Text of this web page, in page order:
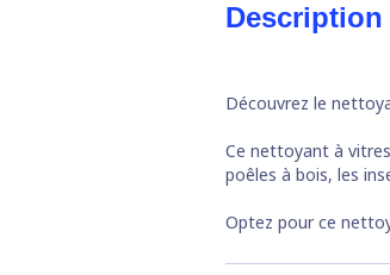
Description
Découvrez le
Ce nettoyant à vitres
poêles à bois, les
Optez pour ce